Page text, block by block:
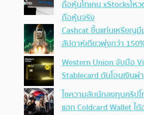
ถือหุ้นโทเคน xStocksโห
ถือหุ้นจริง
Cashcat ขึ้นแท่นเหรียญมี
สัปดาห์เดียวพุ่งกว่า
Western Union จับมือ
Stablecard ดันโอนเงินผ่
ไขความลับนักลงทุนคริป
แฮก Coldcard Wallet ได้